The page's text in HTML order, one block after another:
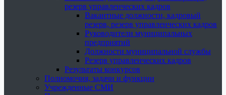
резерв управленческих кадров
Вакантные должности, кадровый
резерв, резерв управленческих кадров
Руководители муниципальных
предприятий
Должности муниципальной службы
Резерв управленческих кадров
Результаты конкурсов
Полномочия, задачи и функции
Учрежденные СМИ